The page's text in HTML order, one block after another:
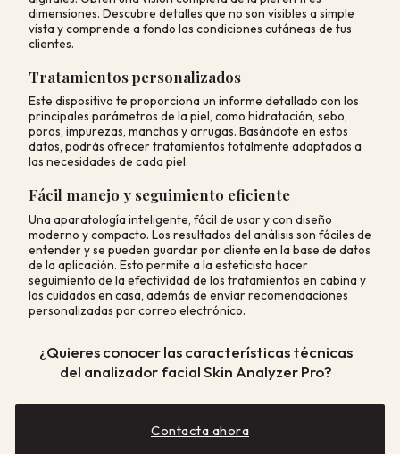
dimensiones. Descubre detalles que no son visibles a simple
vista y comprende a fondo las condiciones cutáneas de tus
clientes.
Tratamientos personalizados
Este dispositivo te proporciona un informe detallado con los
principales parámetros de la piel, como hidratación, sebo,
poros, impurezas, manchas y arrugas. Basándote en estos
datos, podrás ofrecer tratamientos totalmente adaptados a
las necesidades de cada piel.
Fácil manejo y seguimiento eficiente
Una aparatología inteligente, fácil de usar y con diseño
moderno y compacto. Los resultados del análisis son fáciles de
entender y se pueden guardar por cliente en la base de datos
de la aplicación. Esto permite a la esteticista hacer
seguimiento de la efectividad de los tratamientos en cabina y
los cuidados en casa, además de enviar recomendaciones
personalizadas por correo electrónico.
¿Quieres conocer las características técnicas
del analizador facial Skin Analyzer Pro?
Contacta ahora